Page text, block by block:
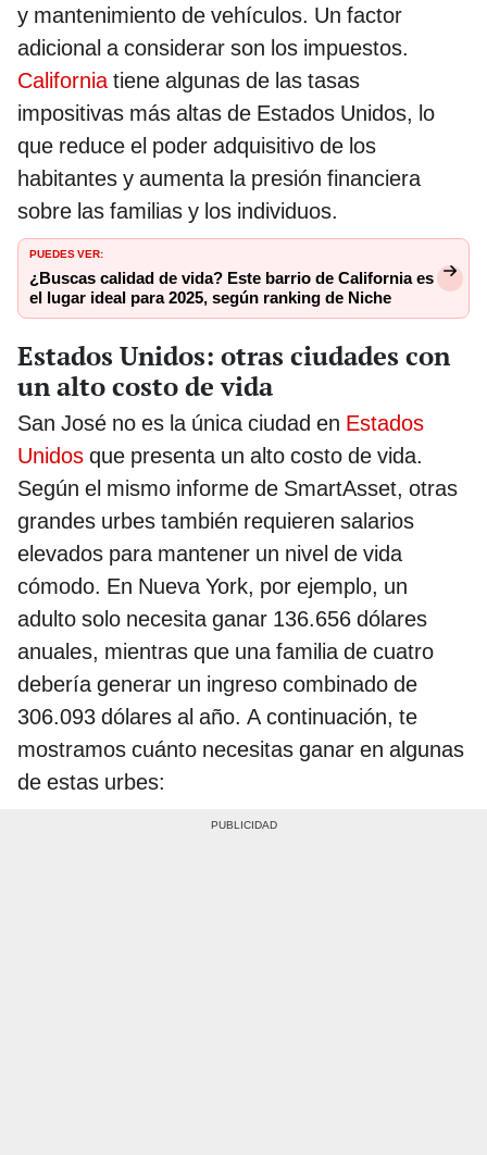
y mantenimiento de vehículos. Un factor
adicional a considerar son los impuestos.
Californiatiene algunas de las tasas
impositivas más altas de Estados Unidos, lo
que reduce el poder adquisitivo de los
habitantes y aumenta la presión financiera
sobre las familias y los individuos.
PUEDES VER:
¿Buscas calidad de vida? Este barrio de California es
el lugar ideal para 2025, según ranking de Niche
Estados Unidos: otras ciudades con
un alto costo de vida
San José no es la única ciudad en Estados
Unidos que presenta un alto costo de vida.
Según el mismo informe de SmartAsset, otras
grandes urbes también requieren salarios
elevados para mantener un nivel de vida
cómodo. En Nueva York, por ejemplo, un
adulto solo necesita ganar 136.656 dólares
anuales, mientras que una familia de cuatro
debería generar un ingreso combinado de
306.093 dólares al año. A continuación, te
mostramos cuánto necesitas ganar en algunas
de estas urbes: